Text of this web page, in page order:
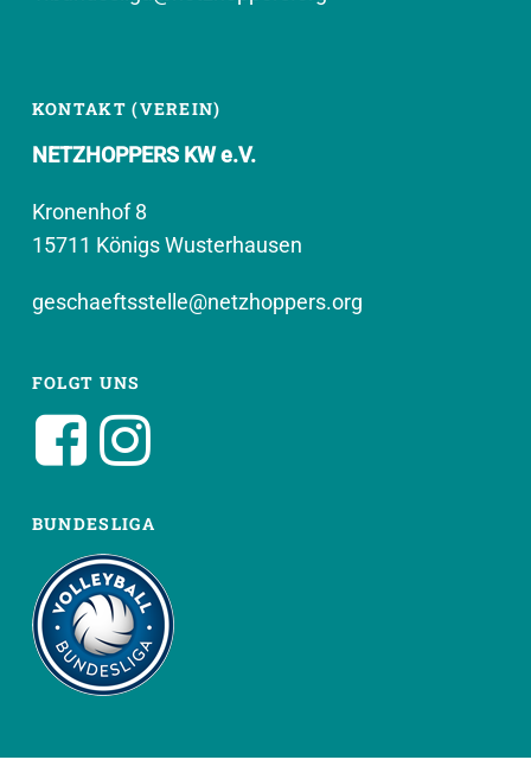
KONTAKT (VEREIN)
NETZHOPPERS KW e.V.
Kronenhof 8
15711 Königs Wusterhausen
geschaeftsstelle@netzhoppers.org
FOLGT UNS
BUNDESLIGA